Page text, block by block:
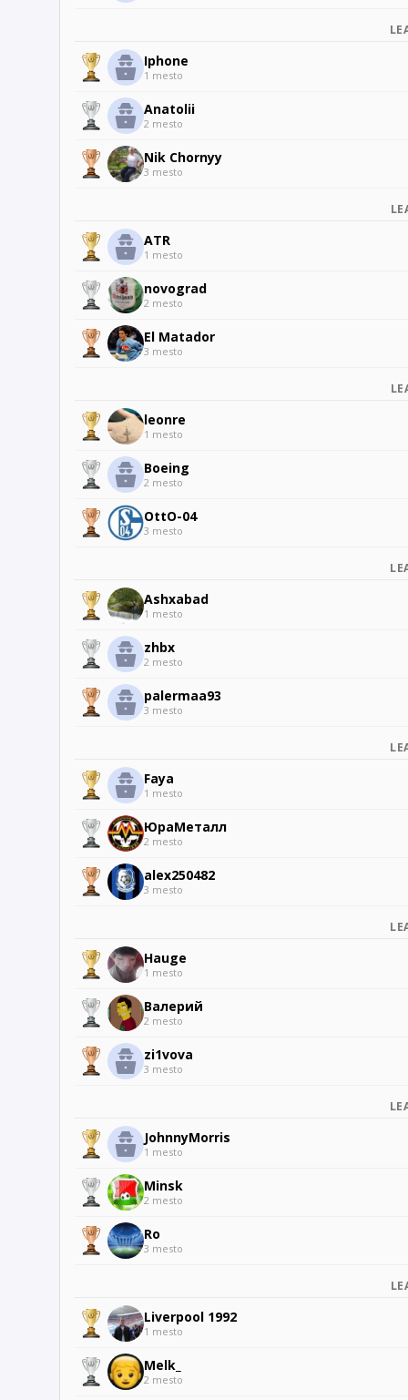
Iphone
1 mesto
Anatolii
2 mesto
Nik Chornyy
3 mesto
ATR
1 mesto
novograd
2 mesto
El Matador
3 mesto
leonre
1 mesto
Boeing
2 mesto
OttO-04
3 mesto
Ashxabad
1 mesto
zhbx
2 mesto
palermaa93
3 mesto
Faya
1 mesto
ЮраМеталл
2 mesto
alex250482
3 mesto
Hauge
1 mesto
Валерий
2 mesto
zi1vova
3 mesto
JohnnyMorris
1 mesto
Minsk
2 mesto
Ro
3 mesto
Liverpool 1992
1 mesto
Melk_
2 mesto